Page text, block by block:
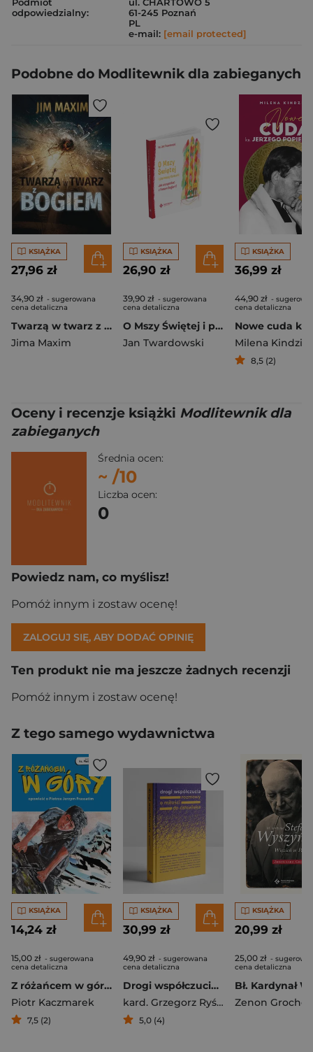
odpowiedzialny:
61-245 Poznań
PL
e-mail: [email protected]
Podobne do Modlitewnik dla zabieganych
KSIĄŻKA
27,96 zł
34,90 zł - sugerowana
cena detaliczna
Twarzą w twarz z Bogiem
Jima Maxim
KSIĄŻKA
26,90 zł
39,90 zł - sugerowana
cena detaliczna
O Mszy Świętej i pierwszej Komunii Jak się spotkać z Panem Bogiem?
Jan Twardowski
KSIĄŻKA
36,99 zł
44,90 zł -
cena detaliczna
Milena
8,5 (2)
Oceny i recenzje książki Modlitewnik dla
zabieganych
Średnia ocen:
~ /10
Liczba ocen:
0
Powiedz nam, co myślisz!
Pomóż innym i zostaw ocenę!
ZALOGUJ SIĘ, ABY DODAĆ OPINIĘ
Ten produkt nie ma jeszcze żadnych recenzji
Pomóż innym i zostaw ocenę!
Z tego samego wydawnictwa
KSIĄŻKA
14,24 zł
15,00 zł - sugerowana
cena detaliczna
Z różańcem w góry. Opowieść o Piotrze Jerzym Frassatim
Piotr Kaczmarek
7,5 (2)
KSIĄŻKA
30,99 zł
49,90 zł - sugerowana
cena detaliczna
Drogi współczucia. Rozmowy o miłości do człowieka
kard. Grzegorz Ryś
,Małgorzata Bilska
5,0 (4)
KSIĄŻKA
20,99 zł
25,00 zł -
cena detaliczna